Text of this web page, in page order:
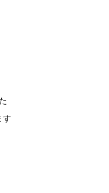
す